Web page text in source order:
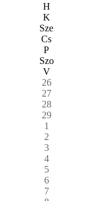
H
K
Sze
Cs
P
Szo
V
26
27
28
29
1
2
3
4
5
6
7